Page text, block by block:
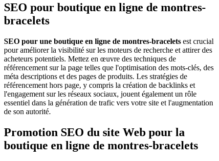
SEO pour boutique en ligne de montres-
bracelets
SEO pour une boutique en ligne de montres-bracelets est crucial
pour améliorer la visibilité sur les moteurs de recherche et attirer des
acheteurs potentiels. Mettez en œuvre des techniques de
référencement sur la page telles que l'optimisation des mots-clés, des
méta descriptions et des pages de produits. Les stratégies de
référencement hors page, y compris la création de backlinks et
l'engagement sur les réseaux sociaux, jouent également un rôle
essentiel dans la génération de trafic vers votre site et l'augmentation
de son autorité.
Promotion SEO du site Web pour la
boutique en ligne de montres-bracelets